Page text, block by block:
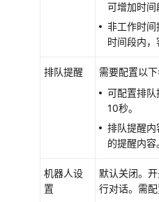
可增加时间
非工作时间
时间段内，
排队提醒
需要配置以下
可配置排队
10秒。
排队提醒
的提醒内容
机器人设
置
默认关闭。
行对话。需配